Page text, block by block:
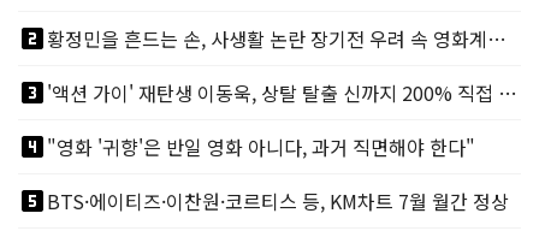
looks_two
황정민을 흔드는 손, 사생활 논란 장기전 우려 속 영화계도 리스크
looks_3
'액션 가이' 재탄생 이동욱, 상탈 탈출 신까지 200% 직접 소화
looks_4"영화 '귀향'은 반일 영화 아니다, 과거 직면해야 한다"
looks_5BTS·에이티즈·이찬원·코르티스 등, KM차트 7월 월간 정상